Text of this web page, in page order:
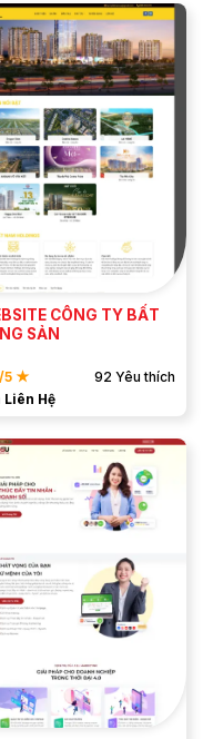
ĐẶT MẪU
XEM DEMO
CÔNG TY BẤT
SẢN
5 ★
92 Yêu thích
Liên Hệ
ĐẶT MẪU